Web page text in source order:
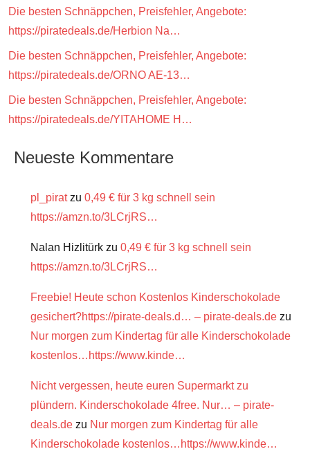
Die besten Schnäppchen, Preisfehler, Angebote:
https://piratedeals.de/Herbion Na…
Die besten Schnäppchen, Preisfehler, Angebote:
https://piratedeals.de/ORNO AE-13…
Die besten Schnäppchen, Preisfehler, Angebote:
https://piratedeals.de/YITAHOME H…
Neueste Kommentare
pl_piratzu 0,49 € für 3 kg schnell sein
https://amzn.to/3LCrjRS…
Nalan Hizlitürk zu 0,49 € für 3 kg schnell sein
https://amzn.to/3LCrjRS…
Freebie! Heute schon Kostenlos Kinderschokolade
gesichert?https://pirate-deals.d… – pirate-deals.de zu
Nur morgen zum Kindertag für alle Kinderschokolade
kostenlos…https://www.kinde…
Nicht vergessen, heute euren Supermarkt zu
plündern. Kinderschokolade 4free. Nur… – pirate-
deals.de zu Nur morgen zum Kindertag für alle
Kinderschokolade kostenlos…https://www.kinde…